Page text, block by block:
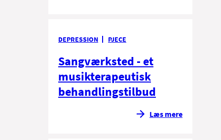
DEPRESSION PJECE
Sangværksted - et
musikterapeutisk
behandlingstilbud
Læs mere